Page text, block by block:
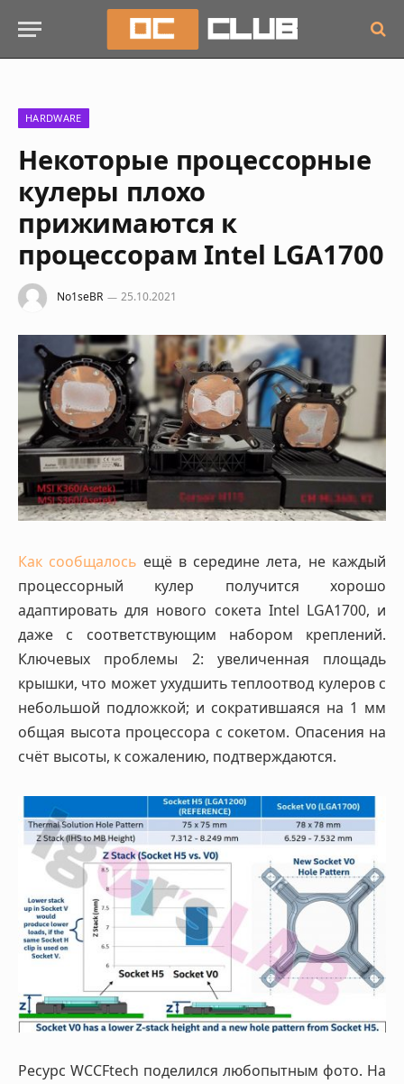
HARDWARE
Некоторые процессорные
кулеры плохо
прижимаются к
процессорам Intel LGA1700
No1seBR 25.10.2021
Как сообщалось ещё в середине лета, не каждый
процессорный кулер получится хорошо
адаптировать для нового сокета Intel LGA1700, и
даже с соответствующим набором креплений.
Ключевых проблемы 2: увеличенная площадь
крышки, что может ухудшить теплоотвод кулеров с
небольшой подложкой; и сократившаяся на 1 мм
общая высота процессора с сокетом. Опасения на
счёт высоты, к сожалению, подтверждаются.
Ресурс WCCFtech поделился любопытным фото. На